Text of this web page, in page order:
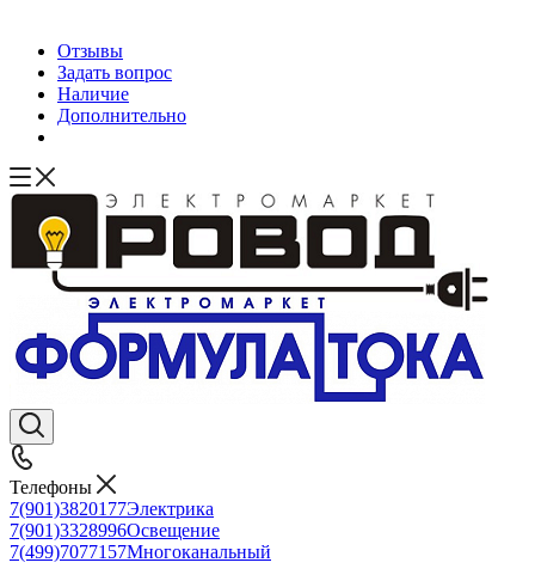
Отзывы
Задать вопрос
Наличие
Дополнительно
Телефоны
7(901)3820177Электрика
7(901)3328996Освещение
7(499)7077157Многоканальный